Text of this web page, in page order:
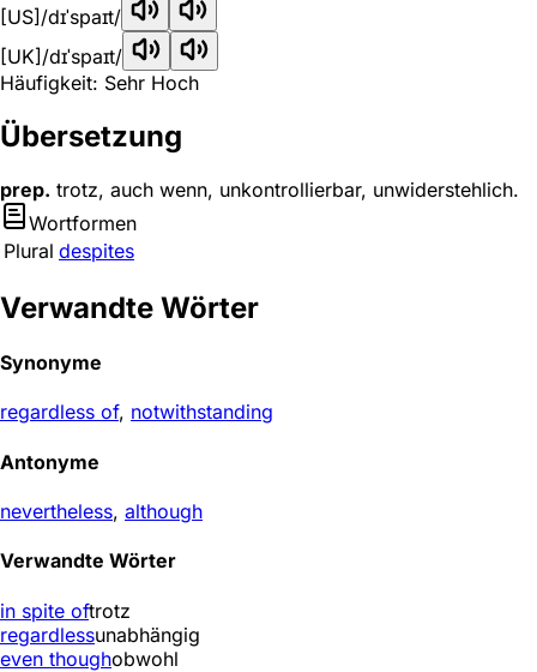
[US] /dɪˈspaɪt/
[UK] /dɪˈspaɪt/
Häufigkeit: Sehr Hoch
Übersetzung
prep. trotz, auch wenn, unkontrollierbar, unwiderstehlich.
Wortformen
Plural despites
Verwandte Wörter
Synonyme
regardless of, notwithstanding
Antonyme
nevertheless, although
Verwandte Wörter
in spite oftrotz
regardlessunabhängig
even thoughobwohl